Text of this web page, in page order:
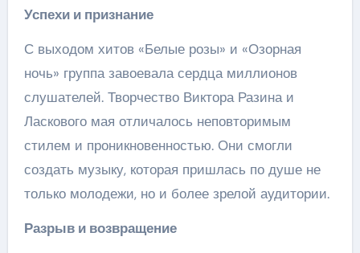
Успехи и признание
С выходом хитов «Белые розы» и «Озорная
ночь» группа завоевала сердца миллионов
слушателей. Творчество Виктора Разина и
Ласкового мая отличалось неповторимым
стилем и проникновенностью. Они смогли
создать музыку, которая пришлась по душе не
только молодежи, но и более зрелой аудитории.
Разрыв и возвращение